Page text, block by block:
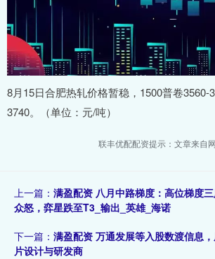
8月15日合肥热轧价格暂稳，1500普卷3560-
3740。（单位：元/吨）
联丰优配配资提示：文章来自
上一篇： 满盈配资 八月中路梯度：高位梯度
众怒，弈星跌至T3_输出_英雄_海诺
下一篇： 满盈配资 万通发展等入股数渡信息
片设计与研发商